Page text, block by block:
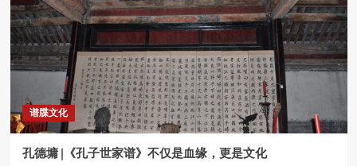
谱牒文化
孔德墉 |《孔子世家谱》不仅是血缘，更是文化